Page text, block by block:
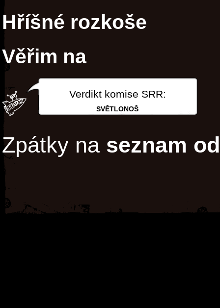
Hříšné rozkoše
Věřim na
Verdikt komise SRR:
SVĚTLONOŠ
Zpátky na seznam